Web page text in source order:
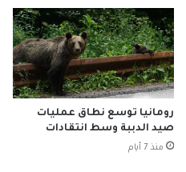
رومانيا توسع نطاق عمليات
صيد الدببة وسط انتقادات
منذ 7 أيام